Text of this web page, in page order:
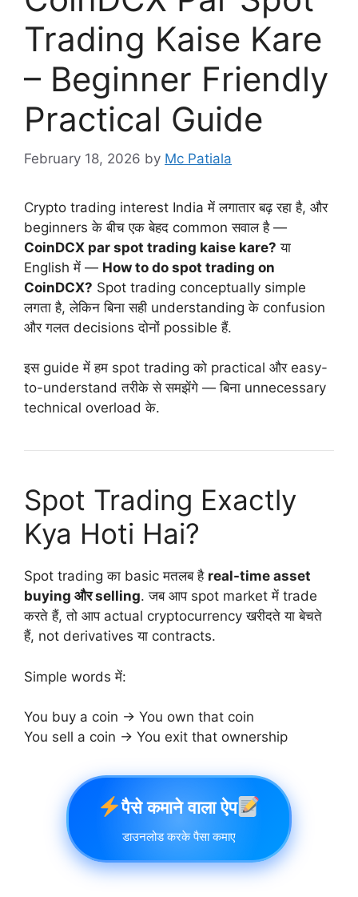
Trading Kaise Kare
– Beginner Friendly
Practical Guide
February 18, 2026 by Mc Patiala
Crypto trading interest India में लगातार बढ़ रहा है, और
beginners के बीच एक बेहद common सवाल है —
CoinDCX par spot trading kaise kare? या
English में — How to do spot trading on
CoinDCX? Spot trading conceptually simple
लगता है, लेकिन बिना सही understanding के confusion
और गलत decisions दोनों possible हैं.
इस guide में हम spot trading को practical और easy-
to-understand तरीके से समझेंगे — बिना unnecessary
technical overload के.
Spot Trading Exactly
Kya Hoti Hai?
Spot trading का basic मतलब है real-time asset
buying और selling. जब आप spot market में trade
करते हैं, तो आप actual cryptocurrency खरीदते या बेचते
हैं, not derivatives या contracts.
Simple words में:
You buy a coin → You own that coin
You sell a coin → You exit that ownership
पैसे कमाने वाला ऐप
डाउनलोड करके पैसा कमाए